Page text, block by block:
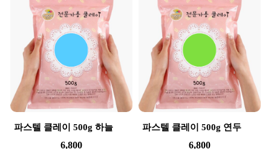
파스텔 클레이 500g 하늘
6,800
파스텔 클레이 500g 연두
6,800